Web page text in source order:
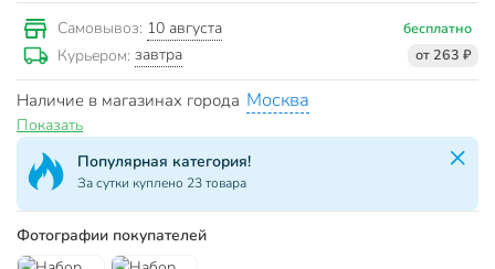
Самовывоз: 10 августа бесплатно
Курьером: завтра от 263 ₽
Наличие в магазинах города Москва
Показать
Популярная категория!
За сутки куплено 23 товара
Фотографии покупателей